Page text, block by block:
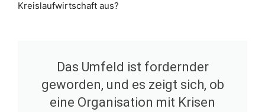
Kreislaufwirtschaft aus?
Das Umfeld ist fordernder
geworden, und es zeigt sich, ob
eine Organisation mit Krisen